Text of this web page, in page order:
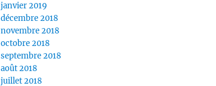
janvier 2019
décembre 2018
novembre 2018
octobre 2018
septembre 2018
août 2018
juillet 2018